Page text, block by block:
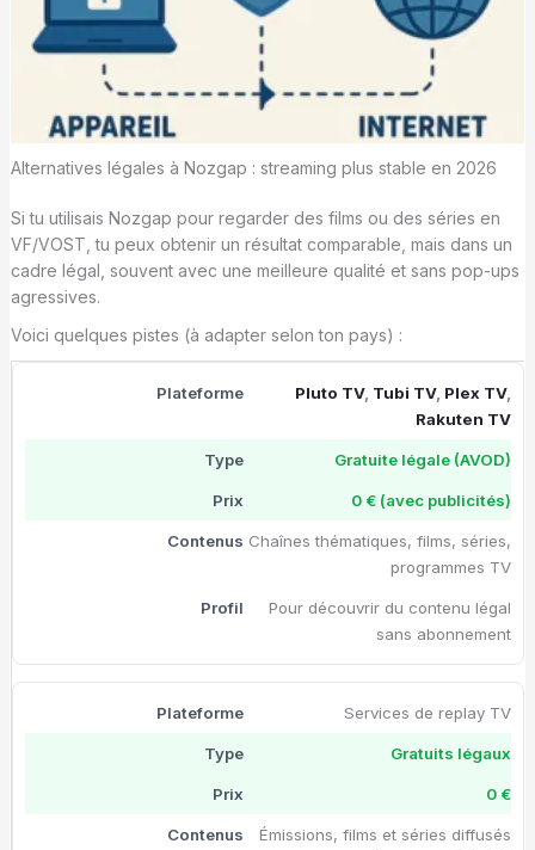
Alternatives légales à Nozgap : streaming plus stable en 2026
Si tu utilisais Nozgap pour regarder des films ou des séries en
VF/VOST, tu peux obtenir un résultat comparable, mais dans un
cadre légal, souvent avec une meilleure qualité et sans pop-ups
agressives.
Voici quelques pistes (à adapter selon ton pays) :
Pluto TV, Tubi TV, Plex TV,
Rakuten TV
Gratuite légale (AVOD)
0 € (avec publicités)
Chaînes thématiques, films, séries,
programmes TV
Pour découvrir du contenu légal
sans abonnement
Services de replay TV
Gratuits légaux
0 €
Émissions, films et séries diffusés